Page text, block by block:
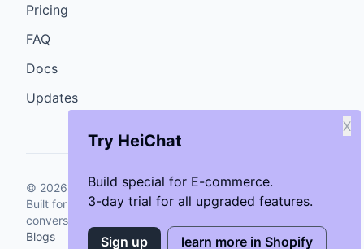
Try HeiChat
Build special for E-commerce.
3-day trial for all upgraded features.
X
Sign up learn more in Shopify
Pricing
FAQ
Docs
Updates
© 2026 GenCybers Inc. All rights reserved.
Built for storefronts that want faster answers and cleaner
conversions.
Blogs